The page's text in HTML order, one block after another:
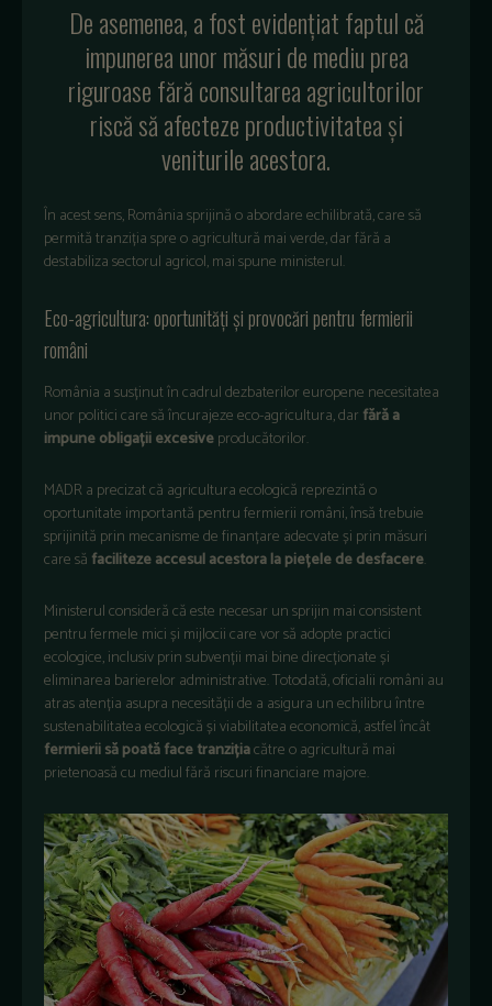
De asemenea, a fost evidențiat faptul că
impunerea unor măsuri de mediu prea
riguroase fără consultarea agricultorilor
riscă să afecteze productivitatea și
veniturile acestora.
În acest sens, România sprijină o abordare echilibrată, care să
permită tranziția spre o agricultură mai verde, dar fără a
destabiliza sectorul agricol, mai spune ministerul.
Eco-agricultura: oportunități și provocări pentru fermierii
români
România a susținut în cadrul dezbaterilor europene necesitatea
unor politici care să încurajeze eco-agricultura, dar fără a
impune obligații excesiveproducătorilor.
MADR a precizat că agricultura ecologică reprezintă o
oportunitate importantă pentru fermierii români, însă trebuie
sprijinită prin mecanisme de finanțare adecvate și prin măsuri
care să faciliteze accesul acestora la piețele de desfacere.
Ministerul consideră că este necesar un sprijin mai consistent
pentru fermele mici și mijlocii care vor să adopte practici
ecologice, inclusiv prin subvenții mai bine direcționate și
eliminarea barierelor administrative. Totodată, oficialii români au
atras atenția asupra necesității de a asigura un echilibru între
sustenabilitatea ecologică și viabilitatea economică, astfel încât
fermierii să poată face tranzițiacătre o agricultură mai
prietenoasă cu mediul fără riscuri financiare majore.